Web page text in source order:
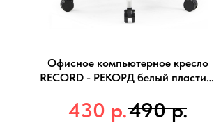
Офисное компьютерное кресло
RECORD - РЕКОРД белый пластик-
430 р.490 р.